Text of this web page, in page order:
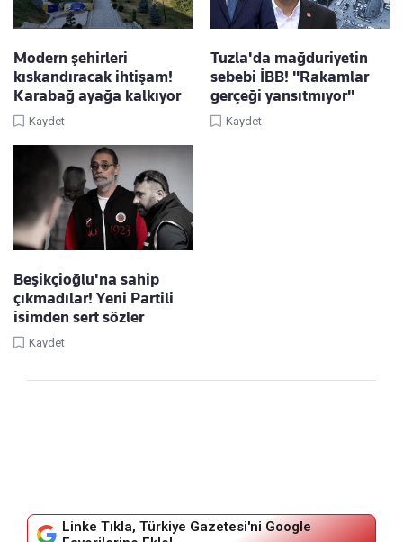
Modern şehirleri
kıskandıracak ihtişam!
Karabağ ayağa kalkıyor
Kaydet
Tuzla'da mağduriyetin
sebebi İBB! "Rakamlar
gerçeği yansıtmıyor"
Kaydet
Beşikçioğlu'na sahip
çıkmadılar! Yeni Partili
isimden sert sözler
Kaydet
Linke Tıkla, Türkiye Gazetesi'ni Google